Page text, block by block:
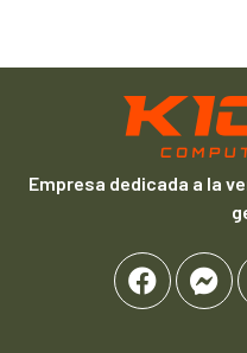
Empresa dedicada a la